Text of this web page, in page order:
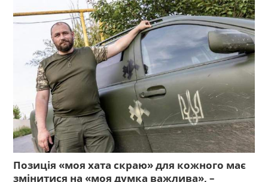
Позиція «моя хата скраю» для кожного має
змінитися на «моя думка важлива», –